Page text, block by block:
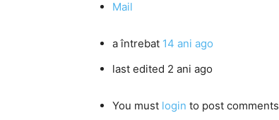
Mail
a întrebat 14 ani ago
last edited 2 ani ago
You must login to post comments